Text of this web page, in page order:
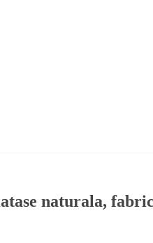
naturala,